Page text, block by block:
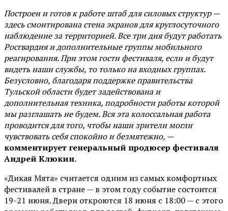
Построен и готов к работе штаб для силовых структур —
здесь смонтирована стена экранов для круглосуточного
наблюдение за территорией. Все три дня будут работать
Росгвардия и дополнительные группы мобильного
реагирования. При этом гости фестиваля, если и будут
видеть наши службы, то только на входных группах.
Безусловно, благодаря поддержке правительства
Тульской области будет задействована и
дополнительная техника, подробности работы которой
мы разглашать не будем. Вся эта колоссальная работа
проводится для того, чтобы наши зрители могли
чувствовать себя спокойно и безмятежно, —
комментирует генеральный продюсер фестиваля
Андрей Клюкин.
«Дикая Мята» считается одним из самых комфортных
фестивалей в стране — в этом году событие состоится
19-21 июня. Двери откроются 18 июня с 18:00 — с этого